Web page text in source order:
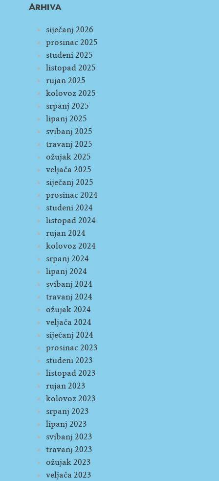
Arhiva
siječanj 2026
prosinac 2025
studeni 2025
listopad 2025
rujan 2025
kolovoz 2025
srpanj 2025
lipanj 2025
svibanj 2025
travanj 2025
ožujak 2025
veljača 2025
siječanj 2025
prosinac 2024
studeni 2024
listopad 2024
rujan 2024
kolovoz 2024
srpanj 2024
lipanj 2024
svibanj 2024
travanj 2024
ožujak 2024
veljača 2024
siječanj 2024
prosinac 2023
studeni 2023
listopad 2023
rujan 2023
kolovoz 2023
srpanj 2023
lipanj 2023
svibanj 2023
travanj 2023
ožujak 2023
veljača 2023